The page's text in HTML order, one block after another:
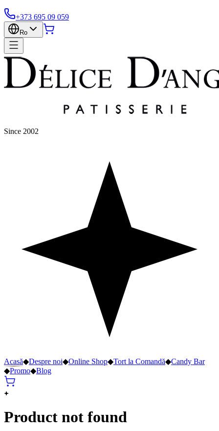
+373 695 09 059
Ro
Since 2002
Acasă◆Despre noi◆Online Shop◆Tort la Comandă◆Candy Bar
◆Promo◆Blog
Product not found